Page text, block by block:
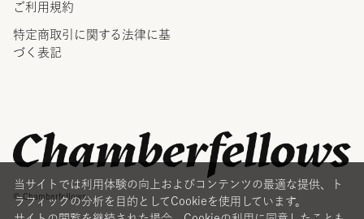
ご利用規約
特定商取引に関する法律に基
づく表記
© Chamberfellows
当サイトでは利用体験の向上およびコンテンツの最適な提供、ト
ラフィックの分析を目的としてCookieを使用しています。